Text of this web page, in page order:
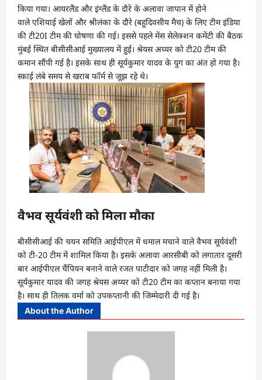
किया गया। आयरलैंड और इंग्लैंड के दौरे के अलावा जापान में होने
वाले एशियाई खेलों और श्रीलंका के दौरे (बहुदिवसीय मैच) के लिए टीम इंडिया
की टी20I टीम की घोषणा की गई। इससे पहले मेंस सेलेक्‍शन कमेंटी की बैठक
मुंबई स्थित बीसीसीआई मुख्यालय में हुई। श्रेयस अय्यर को टी20 टीम की
कमान सौंपी गई है। इसके साथ ही सूर्यकुमार यादव के युग का अंत हो गया है।
स्‍काई लंबे समय से खराब फॉर्म से जूझ रहे थे।
वैभव सूर्यवंशी को मिला मौका
बीसीसीआई की चयन समिति आईपीएल में धमाल मचाने वाले वैभव सूर्यवंशी
को टी-20 टीम में शामिल किया है। इसके अलावा आरसीबी को लगातार दूसरी
बार आईपीएल चैंपियन बनाने वाले रजत पाटीदार को जगह नहीं मिली है।
सूर्यकुमार यादव की जगह श्रेयस अय्यर को टी20 टीम का कप्तान बनाया गया
है। साथ ही तिलक वर्मा को उपकप्‍तानी की जिम्‍मेदारी दी गई है।
About the Author